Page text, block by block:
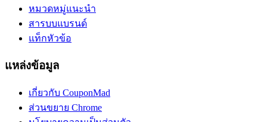
หมวดหมู่แนะนำ
สารบบแบรนด์
แท็กหัวข้อ
แหล่งข้อมูล
เกี่ยวกับ CouponMad
ส่วนขยาย Chrome